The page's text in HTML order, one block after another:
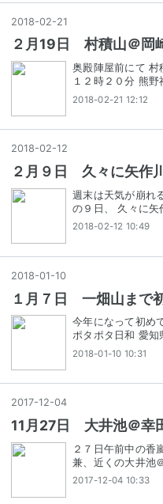
2018-02-21
２月19日 村積山＠
奥殿陣屋前にて 村
１２時２０分 熊
2018-02-21 12:12
2018-02-12
２月９日 久々に矢作
週末は天気が崩れ
の９日、 久々に
2018-02-12 10:49
2018-01-10
１月７日 一畑山まで
今年になって初め
ポタポタ日和 愛
2018-01-10 10:31
2017-12-04
11月27日 大井池＠幸
２７日午前中の香
兼、近くの大井池
2017-12-04 10:33